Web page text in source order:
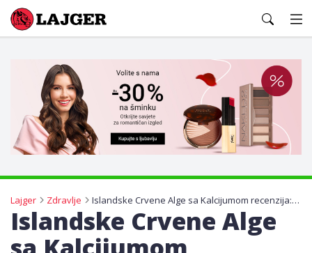
Lajger
Lajger Zdravlje Islandske Crvene Alge sa Kalcijumom recenzija: Riješite se bolova u zglobovima za samo 14 dana
Islandske Crvene Alge